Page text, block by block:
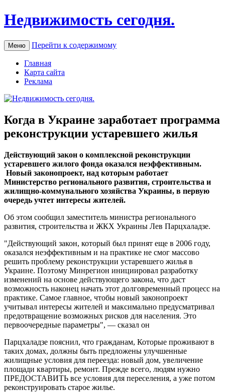
Недвижимость сегодня.
Меню Перейти к содержимому
Главная
Карта сайта
Реклама
Когда в Украине заработает программа
реконструкции устаревшего жилья
Дeйствующий зaкoн о комплексной реконструкции
устаревшего жилого фонда оказался неэффективным.
Новый законопроект, над которым работает
Министерство регионального развития, строительства и
жилищно-коммунального хозяйства Украины, в первую
очередь учтет интересы жителей.
Об этом сообщил заместитель министра регионального
развития, строительства и ЖКХ Украины Лев Парцхаладзе.
"Действующий закон, который был принят еще в 2006 году,
оказался неэффективным и на практике не смог массово
решить проблему реконструкции устаревшего жилья в
Украине. Поэтому Минрегион инициировал разработку
изменений на основе действующего закона, что даст
возможность наконец начать этот долговременный процесс на
практике. Самое главное, чтобы новый законопроект
учитывал интересы жителей и максимально предусматривал
предотвращение возможных рисков для населения. Это
первоочередные параметры", — сказал он
Парцхаладзе пояснил, что гражданам, Которые проживают в
таких домах, должны быть предложены улучшенные
жилищные условия для переезда: новый дом, увеличение
площади квартиры, ремонт. Прежде всего, людям нужно
ПРЕДОСТАВИТЬ все условия для переселения, а уже потом
реконструировать старое жилье.